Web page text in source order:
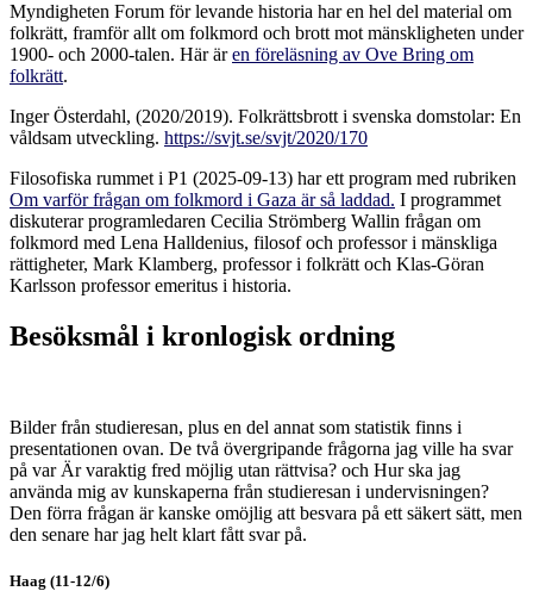
Myndigheten Forum för levande historia har en hel del material om
folkrätt, framför allt om folkmord och brott mot mänskligheten under
1900- och 2000-talen. Här ären föreläsning av Ove Bring om
folkrätt.
Inger Österdahl, (2020/2019). Folkrättsbrott i svenska domstolar: En
våldsam utveckling. https://svjt.se/svjt/2020/170
Filosofiska rummet i P1 (2025-09-13) har ett program med rubriken
Om varför frågan om folkmord i Gaza är så laddad. I programmet
diskuterar programledaren Cecilia Strömberg Wallin frågan om
folkmord med Lena Halldenius, filosof och professor i mänskliga
rättigheter, Mark Klamberg, professor i folkrätt och Klas-Göran
Karlsson professor emeritus i historia.
Besöksmål i kronlogisk ordning
Bilder från studieresan, plus en del annat som statistik finns i
presentationen ovan. De två övergripande frågorna jag ville ha svar
på var Är varaktig fred möjlig utan rättvisa? och Hur ska jag
använda mig av kunskaperna från studieresan i undervisningen?
Den förra frågan är kanske omöjlig att besvara på ett säkert sätt, men
den senare har jag helt klart fått svar på.
Haag (11-12/6)